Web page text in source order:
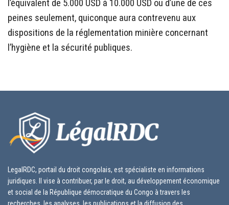
l’équivalent de 5.000 USD à 10.000 USD ou d’une de ces
peines seulement, quiconque aura contrevenu aux
dispositions de la réglementation minière concernant
l’hygiène et la sécurité publiques.
LegalRDC, portail du droit congolais, est spécialiste en informations
juridiques. Il vise à contribuer, par le droit, au développement économique
et social de la République démocratique du Congo à travers les